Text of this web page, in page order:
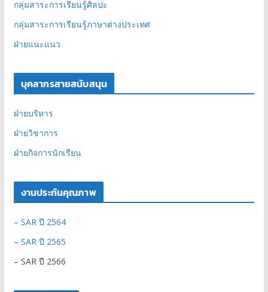
กลุ่มสาระการเรียนรู้ศิลปะ
กลุ่มสาระการเรียนรู้ภาษาต่างประเทศ
ฝ่ายแนะแนว
บุคลากรสายสนับสนุน
ฝ่ายบริหาร
ฝ่ายวิชาการ
ฝ่ายกิจการนักเรียน
งานประกันคุณภาพ
– SAR ปี 2564
– SAR ปี 2565
– SAR ปี 2566